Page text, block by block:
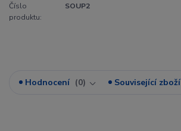
Číslo
produktu:
SOUP2
Hodnocení 0 Související zboží